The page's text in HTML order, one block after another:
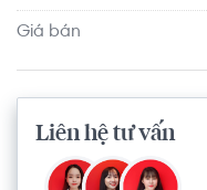
Giá bán
Liên hệ tư vấn